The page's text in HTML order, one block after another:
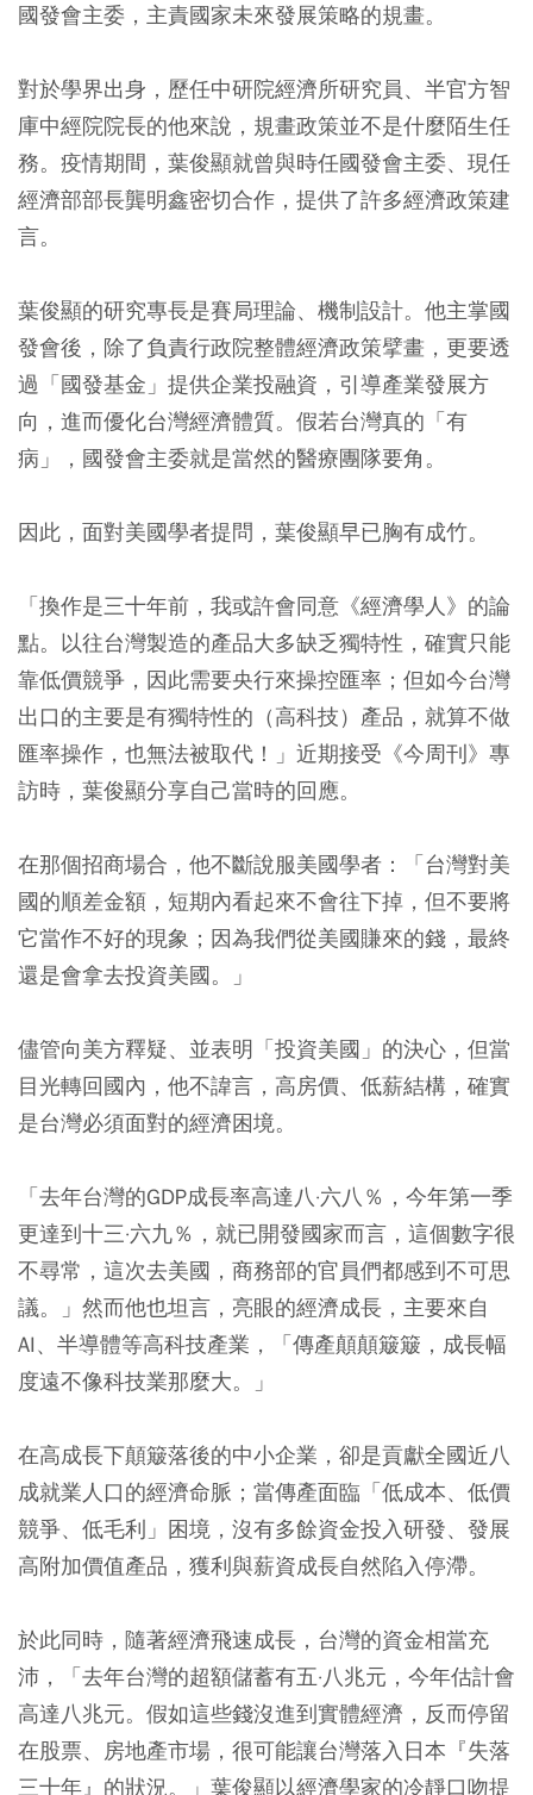
國發會主委，主責國家未來發展策略的規畫。
對於學界出身，歷任中研院經濟所研究員、半官方智
庫中經院院長的他來說，規畫政策並不是什麼陌生任
務。疫情期間，葉俊顯就曾與時任國發會主委、現任
經濟部部長龔明鑫密切合作，提供了許多經濟政策建
言。
葉俊顯的研究專長是賽局理論、機制設計。他主掌國
發會後，除了負責行政院整體經濟政策擘畫，更要透
過「國發基金」提供企業投融資，引導產業發展方
向，進而優化台灣經濟體質。假若台灣真的「有
病」，國發會主委就是當然的醫療團隊要角。
因此，面對美國學者提問，葉俊顯早已胸有成竹。
「換作是三十年前，我或許會同意《經濟學人》的論
點。以往台灣製造的產品大多缺乏獨特性，確實只能
靠低價競爭，因此需要央行來操控匯率；但如今台灣
出口的主要是有獨特性的（高科技）產品，就算不做
匯率操作，也無法被取代！」近期接受《今周刊》專
訪時，葉俊顯分享自己當時的回應。
在那個招商場合，他不斷說服美國學者：「台灣對美
國的順差金額，短期內看起來不會往下掉，但不要將
它當作不好的現象；因為我們從美國賺來的錢，最終
還是會拿去投資美國。」
儘管向美方釋疑、並表明「投資美國」的決心，但當
目光轉回國內，他不諱言，高房價、低薪結構，確實
是台灣必須面對的經濟困境。
「去年台灣的GDP成長率高達八·六八％，今年第一季
更達到十三·六九％，就已開發國家而言，這個數字很
不尋常，這次去美國，商務部的官員們都感到不可思
議。」然而他也坦言，亮眼的經濟成長，主要來自
AI、半導體等高科技產業，「傳產顛顛簸簸，成長幅
度遠不像科技業那麼大。」
在高成長下顛簸落後的中小企業，卻是貢獻全國近八
成就業人口的經濟命脈；當傳產面臨「低成本、低價
競爭、低毛利」困境，沒有多餘資金投入研發、發展
高附加價值產品，獲利與薪資成長自然陷入停滯。
於此同時，隨著經濟飛速成長，台灣的資金相當充
沛，「去年台灣的超額儲蓄有五·八兆元，今年估計會
高達八兆元。假如這些錢沒進到實體經濟，反而停留
在股票、房地產市場，很可能讓台灣落入日本『失落
三十年』的狀況。」葉俊顯以經濟學家的冷靜口吻提